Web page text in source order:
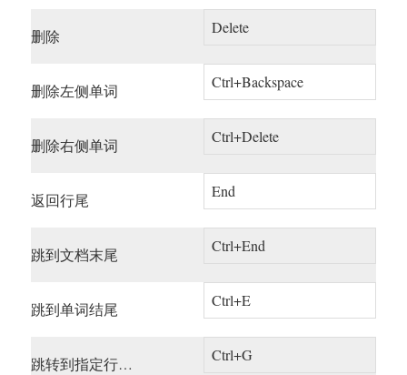
删除 Delete
删除左侧单词 Ctrl+Backspace
删除右侧单词 Ctrl+Delete
返回行尾 End
跳到文档末尾 Ctrl+End
跳到单词结尾 Ctrl+E
跳转到指定行… Ctrl+G